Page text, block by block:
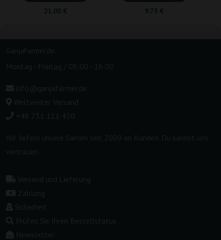
21,00 €
9,75 €
GanjaFarmer.de
Montag - Freitag / 08:00 - 16:00
info@ganjafarmer.de
Weltweiter Versand
+48 731 111 420
Wir liefern unsere Samen seit 2009 an Kunden. Du kannst uns
vertrauen.
Versand und Lieferung
Zahlung
Sicherheit
Prüfen Sie Ihren Bestellstatus
Newsletter